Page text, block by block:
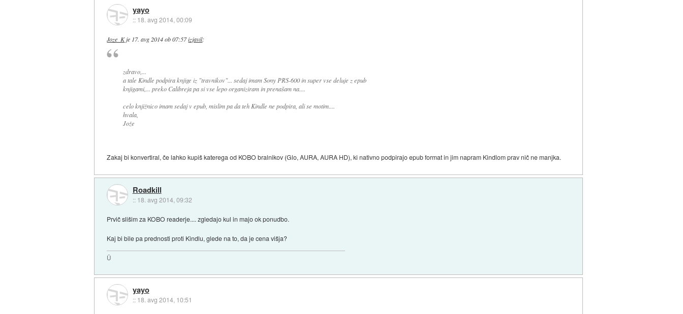
yayo
:: 18. avg 2014, 00:09
Joze_Kje 17. avg 2014 ob 07:57izjavil:
zdravo,...
a tale Kindle podpira knjige iz "travnikov"... sedaj imam Sony PRS-600 in super vse deluje z epub
knjigami,... preko Calibreja pa si vse lepo organiziram in prenašam na....
celo knjižnico imam sedaj v epub, mislim pa da teh Kindle ne podpira, ali se motim....
hvala,
Jože
Zakaj bi konvertiral, če lahko kupiš katerega od KOBO bralnikov (Glo, AURA, AURA HD), ki nativno podpirajo epub format in jim napram Kindlom prav nič ne manjka.
Roadkill
:: 18. avg 2014, 09:32
Prvič slišim za KOBO readerje.... zgledajo kul in majo ok ponudbo.
Kaj bi bile pa prednosti proti Kindlu, glede na to, da je cena višja?
Ü
yayo
:: 18. avg 2014, 10:51